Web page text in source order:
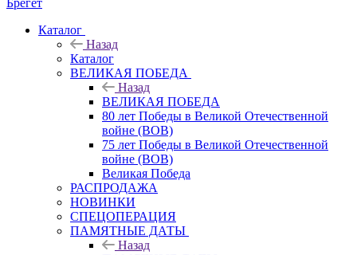
Брегет
Каталог
Назад
Каталог
ВЕЛИКАЯ ПОБЕДА
Назад
ВЕЛИКАЯ ПОБЕДА
80 лет Победы в Великой Отечественной
войне (ВОВ)
75 лет Победы в Великой Отечественной
войне (ВОВ)
Великая Победа
РАСПРОДАЖА
НОВИНКИ
СПЕЦОПЕРАЦИЯ
ПАМЯТНЫЕ ДАТЫ
Назад